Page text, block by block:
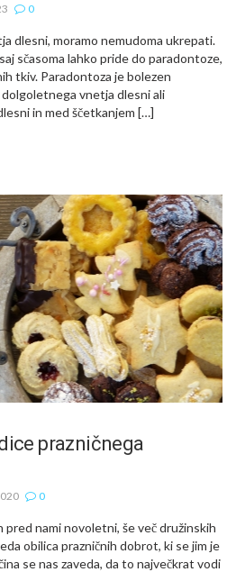
0
dlesni, moramo nemudoma ukrepati.
sčasoma lahko pride do paradontoze,
tkiv. Paradontoza je bolezen
vnetja dlesni ali
in med ščetkanjem […]
prazničnega
0
pred nami novoletni, še več družinskih
obilica prazničnih dobrot, ki se jim je
se nas zaveda, da to največkrat vodi